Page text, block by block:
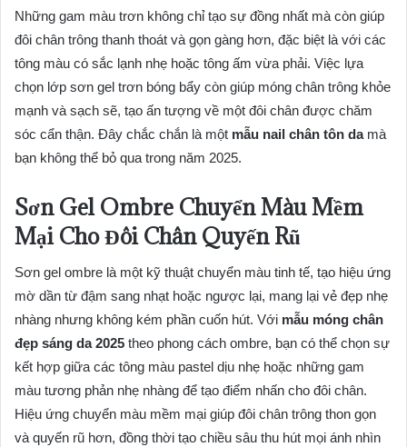
Những gam màu trơn không chỉ tạo sự đồng nhất mà còn giúp
đôi chân trông thanh thoát và gọn gàng hơn, đặc biệt là với các
tông màu có sắc lạnh nhẹ hoặc tông ấm vừa phải. Việc lựa
chọn lớp sơn gel trơn bóng bẩy còn giúp móng chân trông khỏe
mạnh và sạch sẽ, tạo ấn tượng về một đôi chân được chăm
sóc cẩn thận. Đây chắc chắn là một mẫu nail chân tôn damà
bạn không thể bỏ qua trong năm 2025.
Sơn Gel Ombre Chuyển Màu Mềm
Mại Cho Đôi Chân Quyến Rũ
Sơn gel ombre là một kỹ thuật chuyển màu tinh tế, tạo hiệu ứng
mờ dần từ đậm sang nhạt hoặc ngược lại, mang lại vẻ đẹp nhẹ
nhàng nhưng không kém phần cuốn hút. Với mẫu móng chân
đẹp sáng da 2025 theo phong cách ombre, bạn có thể chọn sự
kết hợp giữa các tông màu pastel dịu nhẹ hoặc những gam
màu tương phản nhẹ nhàng để tạo điểm nhấn cho đôi chân.
Hiệu ứng chuyển màu mềm mại giúp đôi chân trông thon gọn
và quyến rũ hơn, đồng thời tạo chiều sâu thu hút mọi ánh nhìn